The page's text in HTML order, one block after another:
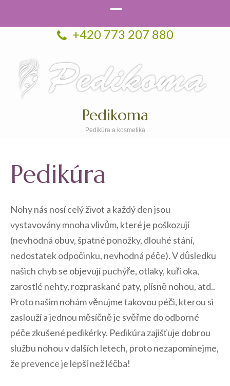
+420 773 207 880
Pedikoma
Pedikúra a kosmetika
Pedikúra
Nohy nás nosí celý život a každý den jsou
vystavovány mnoha vlivům, které je poškozují
(nevhodná obuv, špatné ponožky, dlouhé stání,
nedostatek odpočinku, nevhodná péče). V důsledku
našich chyb se objevují puchýře, otlaky, kuří oka,
zarostlé nehty, rozpraskané paty, plísně nohou, atd..
Proto našim nohám věnujme takovou péči, kterou si
zaslouží a jednou měsíčně je svěřme do odborné
péče zkušené pedikérky. Pedikúra zajišťuje dobrou
službu nohou v dalších letech, proto nezapomínejme,
že prevence je lepší než léčba!